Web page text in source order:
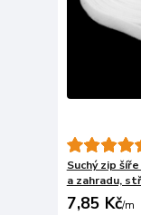
Suchý zip
a zahradu,
7,85 Kč/m